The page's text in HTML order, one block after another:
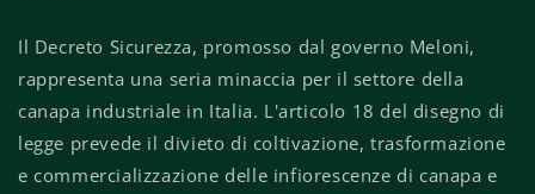
Il Decreto Sicurezza, promosso dal governo Meloni,
rappresenta una seria minaccia per il settore della
canapa industriale in Italia. L'articolo 18 del disegno di
legge prevede il divieto di coltivazione, trasformazione
e commercializzazione delle infiorescenze di canapa e